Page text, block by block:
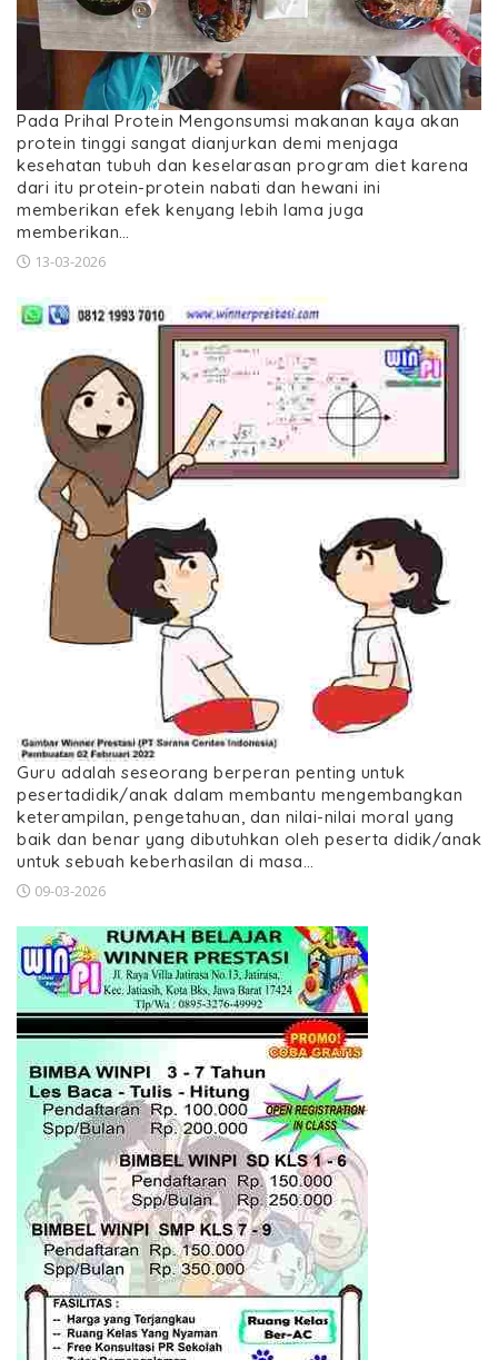
Pada Prihal Protein Mengonsumsi makanan kaya akan
protein tinggi sangat dianjurkan demi menjaga
kesehatan tubuh dan keselarasan program diet karena
dari itu protein-protein nabati dan hewani ini
memberikan efek kenyang lebih lama juga
memberikan…
13-03-2026
Guru adalah seseorang berperan penting untuk
pesertadidik/anak dalam membantu mengembangkan
keterampilan, pengetahuan, dan nilai-nilai moral yang
baik dan benar yang dibutuhkan oleh peserta didik/anak
untuk sebuah keberhasilan di masa…
09-03-2026